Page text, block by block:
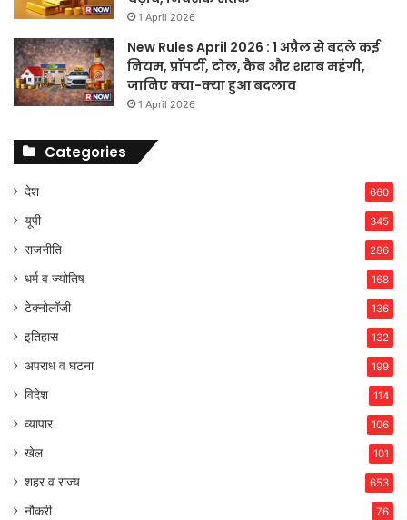
1 April 2026
New Rules April 2026 : 1 अप्रैल से बदले कई
नियम, प्रॉपर्टी, टोल, कैब और शराब महंगी,
जानिए क्या-क्या हुआ बदलाव
1 April 2026
Categories
देश 660
यूपी 345
राजनीति 286
धर्म व ज्योतिष 168
टेक्नोलॉजी 136
इतिहास 132
अपराध व घटना 199
विदेश 114
व्यापार 106
खेल 101
शहर व राज्य 653
नौकरी 76